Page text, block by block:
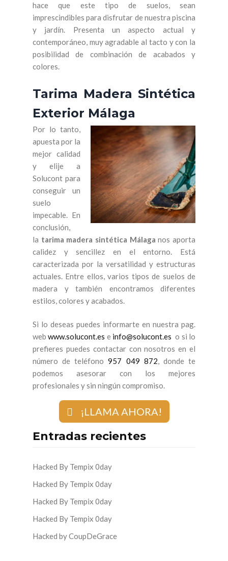
hace que este tipo de suelos, sean
imprescindibles para disfrutar de nuestra piscina
y jardín. Presenta un aspecto actual y
contemporáneo, muy agradable al tacto y con la
posibilidad de combinación de acabados y
colores.
Tarima Madera Sintética
Exterior Málaga
Por lo tanto,
apuesta por la
mejor calidad
y elije a
Solucont para
conseguir un
suelo
impecable. En
conclusión,
la tarima madera sintética Málaga nos aporta
calidez y sencillez en el entorno. Está
caracterizada por la versatilidad y estructuras
actuales. Entre ellos, varios tipos de suelos de
madera y también encontramos diferentes
estilos, colores y acabados.
Si lo deseas puedes informarte en nuestra pag.
webwww.solucont.es e info@solucont.es o si lo
prefieres puedes contactar con nosotros en el
número de teléfono957 049 872, donde te
podemos asesorar con los mejores
profesionales y sin ningún compromiso.
¡LLAMA AHORA!
Entradas recientes
Hacked By Tempix 0day
Hacked By Tempix 0day
Hacked By Tempix 0day
Hacked By Tempix 0day
Hacked by CoupDeGrace